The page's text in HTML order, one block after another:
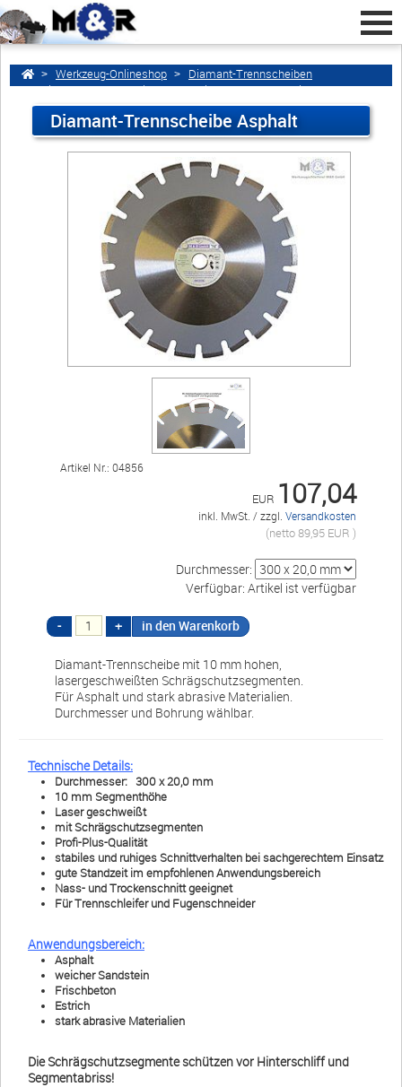
Home zurück
Diamant-Trennscheibe Asphalt
Werkzeugschleiferei M&R GmbH
Marie-Curie-Str. 4a
16321 Bernau bei Berlin • Deutschland
info@werkzeugschleiferei-
schmiede.de
+49 (0)3338 3380755
+49 (0)30 91425042
Öffnungszeiten
Mo-Fr 07:00-16:00
Impressum • Datenschutz
Widerrufsbelehrung • Liefer-/Versandkosten • Widerruf
Werkzeug-Onlineshop
Diamant-Trennscheiben
Diamant-Trennscheiben ...
Diamant-Trennscheibe ...
Diamant-Trennscheibe ...
Diamant-Trennscheibe Asphalt
Artikel Nr.: 04856
EUR 107,04
inkl. MwSt. / zzgl. Versandkosten
(netto 89,95 EUR )
Durchmesser:
Verfügbar: Artikel ist verfügbar
Diamant-Trennscheibe mit 10 mm hohen,
lasergeschweißten Schrägschutzsegmenten.
Für Asphalt und stark abrasive Materialien.
Durchmesser und Bohrung wählbar.
Technische Details:
Durchmesser: 300 x 20,0 mm
10 mm Segmenthöhe
Laser geschweißt
mit Schrägschutzsegmenten
Profi-Plus-Qualität
stabiles und ruhiges Schnittverhalten bei sachgerechtem Einsatz
gute Standzeit im empfohlenen Anwendungsbereich
Nass- und Trockenschnitt geeignet
Für Trennschleifer und Fugenschneider
Anwendungsbereich:
Asphalt
weicher Sandstein
Frischbeton
Estrich
stark abrasive Materialien
Die Schrägschutzsegmente schützen vor Hinterschliff und
Segmentabriss!